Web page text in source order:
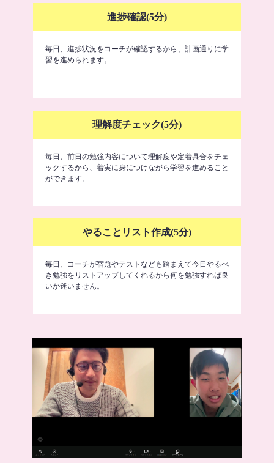
進捗確認(5分)
毎日、進捗状況をコーチが確認するから、計画通りに学
習を進められます。
理解度チェック(5分)
毎日、前日の勉強内容について理解度や定着具合をチェ
ックするから、着実に身につけながら学習を進めること
ができます。
やることリスト作成(5分)
毎日、コーチが宿題やテストなども踏まえて今日やるべ
き勉強をリストアップしてくれるから何を勉強すれば良
いか迷いません。